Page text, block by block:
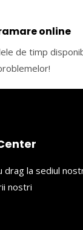
online
de timp
drag la sediul
nostri